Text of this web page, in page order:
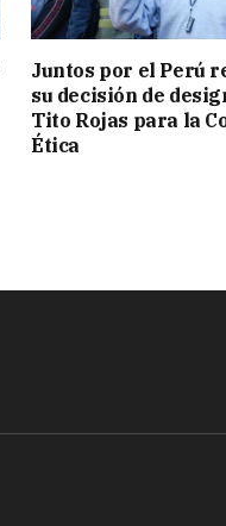
Juntos por el Perú
su decisión de
Tito Rojas para la
Ética